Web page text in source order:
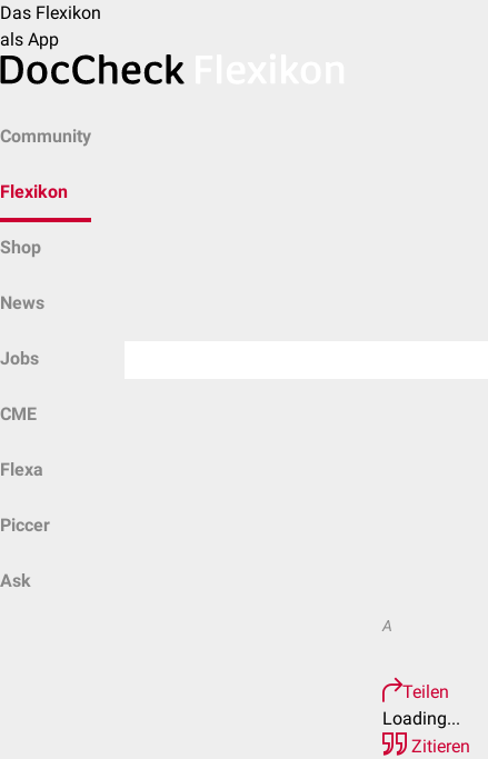
Das Flexikon
als App
Community
Flexikon
Shop
News
Jobs
CME
Flexa
Piccer
Ask
A
Teilen
Loading...
Zitieren